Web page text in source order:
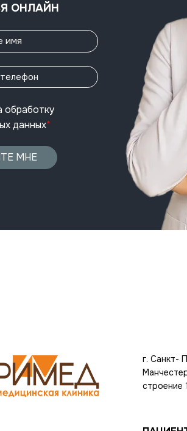
ОНЛАЙН
обработку
данных*
МНЕ
г. Санкт-
строение